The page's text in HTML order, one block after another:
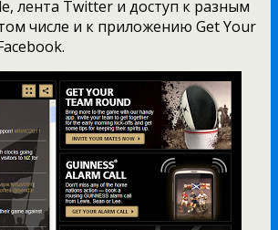
лента Twitter и доступ к разным
числе и к приложению Get Your